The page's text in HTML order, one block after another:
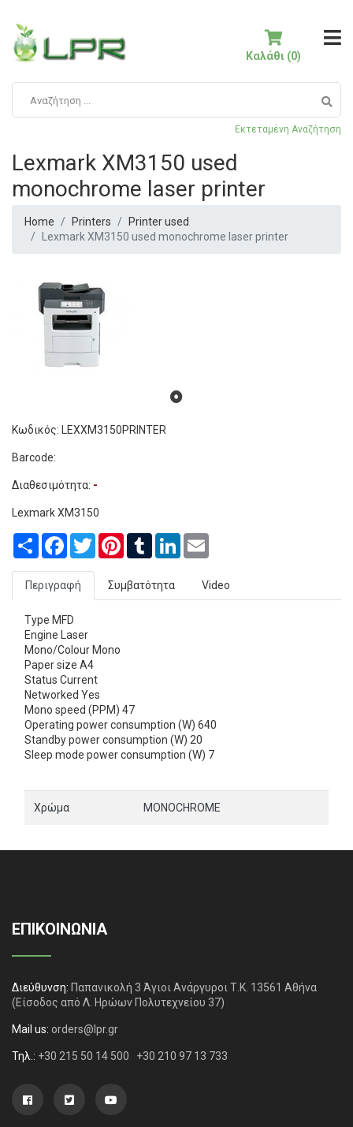
Εκτεταμένη Αναζήτηση
Καλάθι (0)
Lexmark XM3150 used
monochrome laser printer
Home Printers
Printer used
Lexmark XM3150 used monochrome laser printer
Κωδικός: LEXXM3150PRINTER
Barcode:
Διαθεσιμότητα: -
Lexmark XM3150
Share Facebook
TwitterPinterestTumblrLinkedIn
Περιγραφή Συμβατότητα Video
Type MFD
Engine Laser
Mono/Colour Mono
Paper size A4
Status Current
Networked Yes
Mono speed (PPM) 47
Operating power consumption (W) 640
Standby power consumption (W) 20
Sleep mode power consumption (W) 7
Χρώμα MONOCHROME
ΕΠΙΚΟΙΝΩΝΙΑ
Διεύθυνση: Παπανικολή 3 Άγιοι Ανάργυροι Τ.Κ. 13561 Αθήνα
(Είσοδος από Λ. Ηρώων Πολυτεχνείου 37)
Mail us: orders@lpr.gr
Τηλ.: +30 215 50 14 500 +30 210 97 13 733